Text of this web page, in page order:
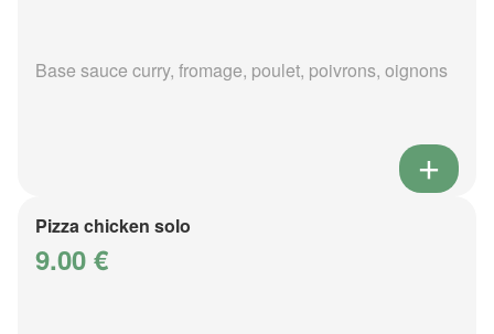
Base sauce curry, fromage, poulet, poivrons, oignons
Pizza chicken solo
9.00 €